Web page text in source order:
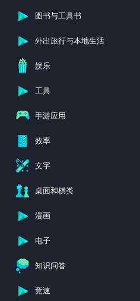
图书与工具书
外出旅行与本地生活
娱乐
工具
手游应用
效率
文字
桌面和棋类
漫画
电子
知识问答
竞速